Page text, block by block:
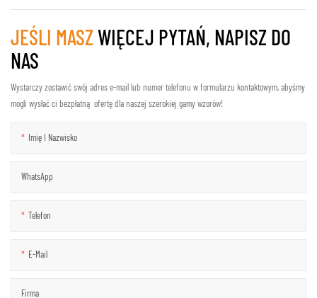
JEŚLI MASZWIĘCEJ PYTAŃ, NAPISZ DO
NAS
Wystarczy zostawić swój adres e-mail lub numer telefonu w formularzu kontaktowym, abyśmy
mogli wysłać ci bezpłatną ofertę dla naszej szerokiej gamy wzorów!
Imię I Nazwisko
WhatsApp
Telefon
E-Mail
Firma